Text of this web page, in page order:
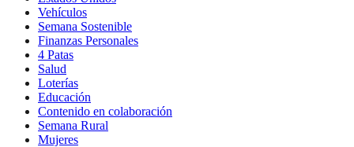
Vehículos
Semana Sostenible
Finanzas Personales
4 Patas
Salud
Loterías
Educación
Contenido en colaboración
Semana Rural
Mujeres